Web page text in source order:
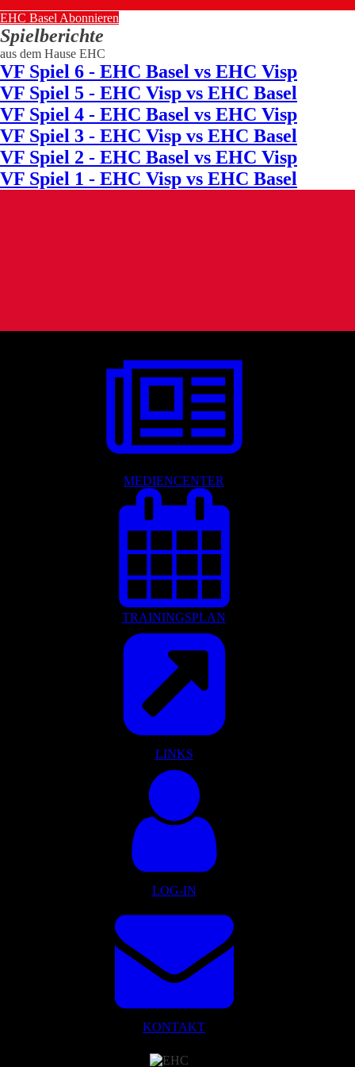
EHC Basel Abonnieren
Spielberichte
aus dem Hause EHC
VF Spiel 6 - EHC Basel vs EHC Visp
VF Spiel 5 - EHC Visp vs EHC Basel
VF Spiel 4 - EHC Basel vs EHC Visp
VF Spiel 3 - EHC Visp vs EHC Basel
VF Spiel 2 - EHC Basel vs EHC Visp
VF Spiel 1 - EHC Visp vs EHC Basel
MEDIENCENTER
TRAININGSPLAN
LINKS
LOG-IN
KONTAKT